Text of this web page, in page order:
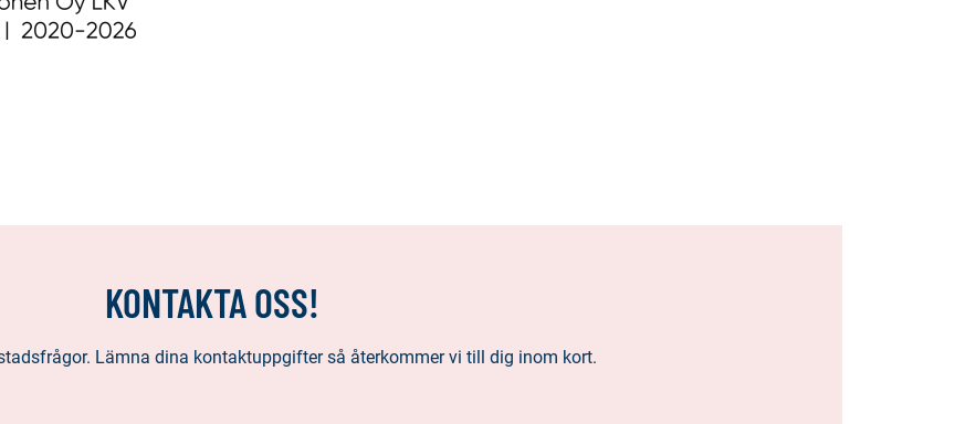
KONTAKTA OSS!
Lämna dina kontaktuppgifter så återkommer vi till dig inom kort.